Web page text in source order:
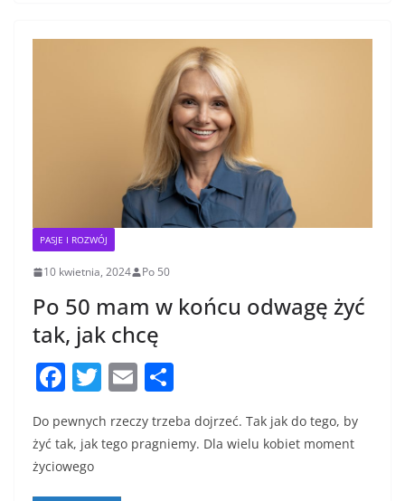
k
PASJE I ROZWÓJ
10 kwietnia, 2024 Po 50
Po 50 mam w końcu odwagę żyć
tak, jak chcę
F
c
e
b
T
itt
er
E
ai
h
ar
Do pewnych rzeczy trzeba dojrzeć. Tak jak do tego, by
żyć tak, jak tego pragniemy. Dla wielu kobiet moment
życiowego